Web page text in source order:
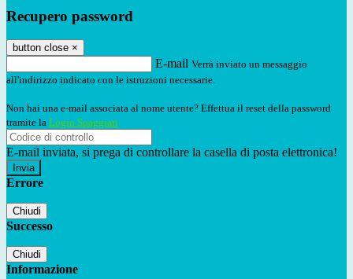
Recupero password
button close ×
E-mail Verrà inviato un messaggio
all'indirizzo indicato con le istruzioni necessarie.
Non hai una e-mail associata al nome utente? Effettua il reset della password
tramite la Login Spaggiari
E-mail inviata, si prega di controllare la casella di posta elettronica!
Errore
Chiudi
Successo
Chiudi
Informazione